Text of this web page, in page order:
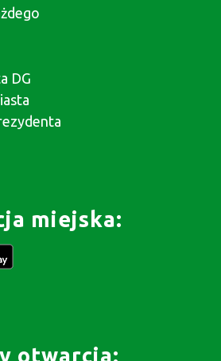
DG
miejska:
otwarcia: